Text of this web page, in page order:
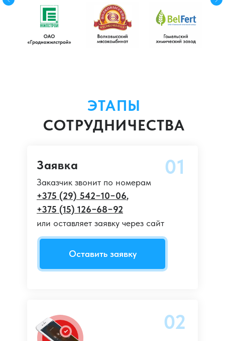
02
ЭТАПЫ
СОТРУДНИЧЕСТВА
Оставить заявку
Заказчик звонит по номерам
+375 (29) 542−10−06,
+375 (15) 126−68−92
или оставляет заявку через сайт
Заявка 01